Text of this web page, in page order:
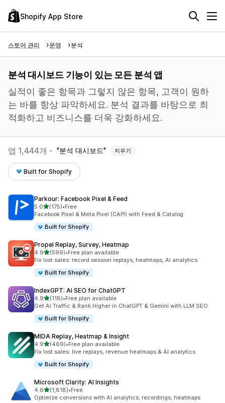
Shopify App Store
스토어 관리 운영 분석
분석 대시보드 기능이 있는 모든 분석 앱
실적이 좋은 항목과 그렇지 않은 항목, 고객이 원하
는 바를 항상 파악하세요. 분석 결과를 바탕으로 최
적화하고 비즈니스를 더욱 강화하세요.
앱 1,444개 - 분석 대시보드 지우기
Built for Shopify
Parkour: Facebook Pixel & Feed
5.0별 5개 중
(175)
총 리뷰 175개
•Free
Facebook Pixel & Meta Pixel (CAPI) with Feed & Catalog
Built for Shopify
Propel Replay, Survey, Heatmap
4.9별 5개 중
(599)
총 리뷰 599개
•Free plan available
Fix lost sales: record session replays, heatmaps, AI analytics
Built for Shopify
IndexGPT: AI SEO for ChatGPT
4.9별 5개 중
(118)
총 리뷰 118개
•Free plan available
Get AI Traffic & Rank Higher in ChatGPT & Gemini with LLM SEO
Built for Shopify
MIDA Replay, Heatmap & Insight
4.9별 5개 중
(469)
총 리뷰 469개
•Free plan available
Fix lost sales: live replays, revenue heatmaps & AI analytics
Built for Shopify
Microsoft Clarity: AI Insights
4.6별 5개 중
(1,818)
총 리뷰 1818개
•Free
Optimize conversions with AI analytics, recordings, heatmaps